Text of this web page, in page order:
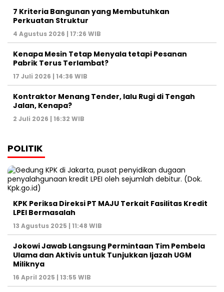
7 Kriteria Bangunan yang Membutuhkan
Perkuatan Struktur
4 Agustus 2026 | 17:26 WIB
Kenapa Mesin Tetap Menyala tetapi Pesanan
Pabrik Terus Terlambat?
17 Juli 2026 | 14:36 WIB
Kontraktor Menang Tender, lalu Rugi di Tengah
Jalan, Kenapa?
2 Juli 2026 | 16:32 WIB
POLITIK
KPK Periksa Direksi PT MAJU Terkait Fasilitas Kredit
LPEI Bermasalah
13 Agustus 2025 | 11:48 WIB
Jokowi Jawab Langsung Permintaan Tim Pembela
Ulama dan Aktivis untuk Tunjukkan Ijazah UGM
Miliknya
16 April 2025 | 13:55 WIB